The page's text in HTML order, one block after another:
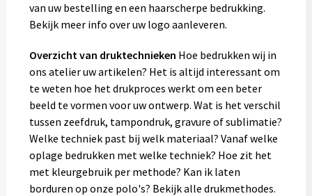
van uw bestelling en een haarscherpe bedrukking.
Bekijk meer info over uw logo aanleveren.
Overzicht van druktechnieken Hoe bedrukken wij in
ons atelier uw artikelen? Het is altijd interessant om
te weten hoe het drukproces werkt om een beter
beeld te vormen voor uw ontwerp. Wat is het verschil
tussen zeefdruk, tampondruk, gravure of sublimatie?
Welke techniek past bij welk materiaal? Vanaf welke
oplage bedrukken met welke techniek? Hoe zit het
met kleurgebruik per methode? Kan ik laten
borduren op onze polo's? Bekijk alle drukmethodes.